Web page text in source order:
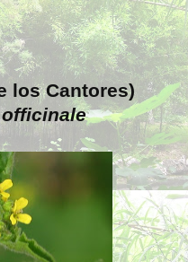
los Cantores)